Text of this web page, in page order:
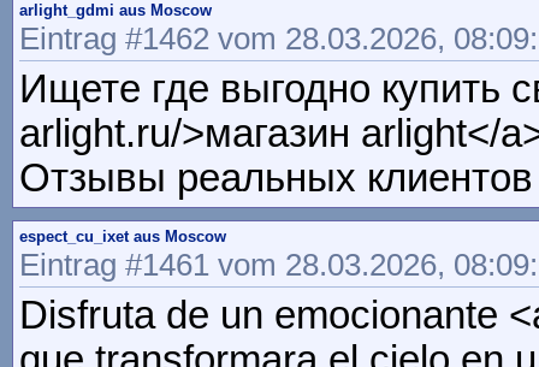
arlight_gdmi aus Moscow
Eintrag #1462 vom 28.03.2026,
Ищете где выгодно купить
arlight.ru/>магазин arlight</
Отзывы реальных клиентов
espect_cu_ixet aus Moscow
Eintrag #1461 vom 28.03.2026,
Disfruta de un emocionante